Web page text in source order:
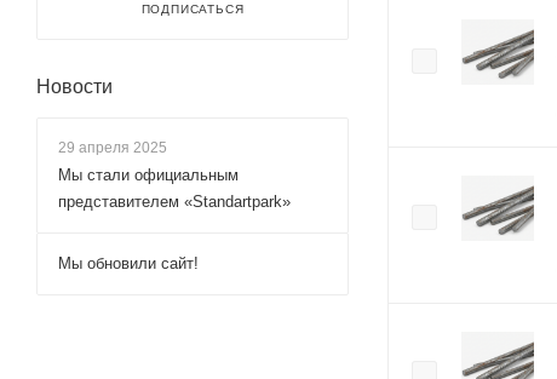
ПОДПИСАТЬСЯ
Новости
29 апреля 2025
Мы стали официальным
представителем «Standartpark»
Мы обновили сайт!